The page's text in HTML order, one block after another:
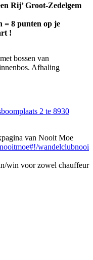
Rij’ Groot-Zedelgem
= 8 punten op je
!
bossen van
Afhaling
2 te 8930
van Nooit Moe
wandelclubnooi
win voor zowel chauffeur